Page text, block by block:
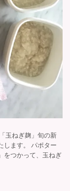
玉ねぎ麹」旬の新
します。 パポター
をつかって、玉ねぎ